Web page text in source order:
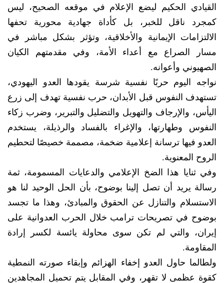
القيادي الحكيم ليضع الإعلام في موقعه الصحيح، ليس
كمجرد ناقل للخبر، بل كأداة جهادية محورية تحفها
الالتزامات الإيمانية والأخلاقية، وتؤثر بشكل مباشر في
مسار الصراع مع أعداء الأمة، وفي مقدمتهم الكيان
الصهيوني وأعوانه.
نواجه اليوم حربًا نفسية شرسة يقودها العدو اليهودي،
تستهدف النفوس قبل الأبدان، حرب نفسية تهدف إلى زرع
اليأس، والإرجاف والتهويل والتضليل والتبرير، وضرب زكاء
النفوس وطهارتها، والإغراء بالفساد والرذيلة، يستخدم
العدو فيها ترسانة إعلامية ضخمة، مصممة خصيصًا لتحطيم
الروح المعنوية.
وفي ثنايا هذا الضخ الإعلامي والدعايات المسمومة، ثمة
رسالة يريد أن تصل إلينا بوضوح، بأن الحل الوحيد لنا هو
الاستسلام والتنازل عن الحقوق والمبادئ، وهذا ما تجسد
بوضوح في تصريحات ترامب خلال الحرب العدوانية على
إيران، والتي لم تكن سوى محاولة يائسة لكسر إرادة
المقاومة.
ولطالما حاول العدو إخفاء الهزائم وإبقاء صورته النمطية
كقوة عظمى لا تقهر، وفي المقابل يتم تحميل المجاهدين